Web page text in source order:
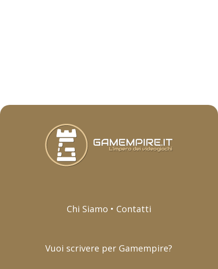
Chi Siamo • Contatti
Vuoi scrivere per Gamempire?